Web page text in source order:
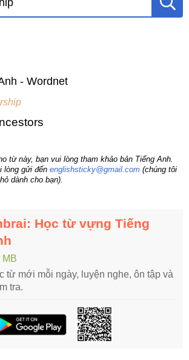
- Wordnet
từ này, bạn vui lòng tham khảo bản Tiếng Anh.
lòng gửi đến englishsticky@gmail.com (chúng tôi
dành cho bạn).
Học từ vựng Tiếng
MB
từ mới mỗi ngày, luyện nghe, ôn tập và
tra.